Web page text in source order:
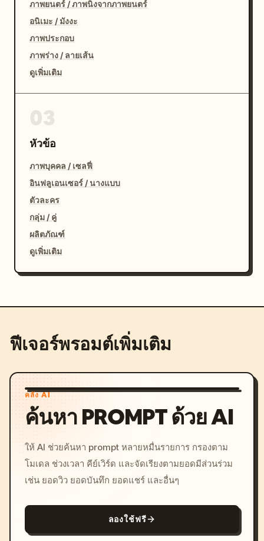
ภาพยนตร์ / ภาพนิ่งจากภาพยนตร์
อนิเมะ / มังงะ
ภาพประกอบ
ภาพร่าง / ลายเส้น
ดูเพิ่มเติม
หัวข้อ
ภาพบุคคล / เซลฟี่
อินฟลูเอนเซอร์ / นางแบบ
ตัวละคร
กลุ่ม / คู่
ผลิตภัณฑ์
ดูเพิ่มเติม
ฟีเจอร์พรอมต์เพิ่มเติม
คลัง AI
ค้นหา PROMPT ด้วย AI
ให้ AI ช่วยค้นหา prompt หลายหมื่นรายการ กรองตาม
โมเดล ช่วงเวลา คีย์เวิร์ด และจัดเรียงตามยอดมีส่วนร่วม
เช่น ยอดวิว ยอดบันทึก ยอดแชร์ และอื่นๆ
ลองใช้ฟรี